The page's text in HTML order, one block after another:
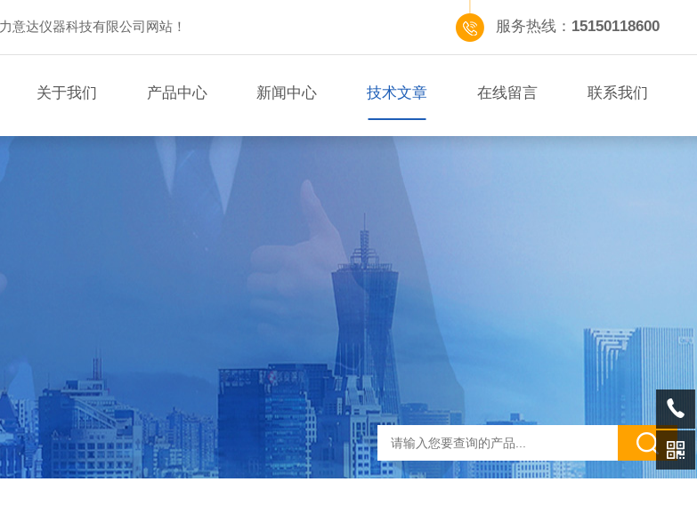
意达仪器科技有限公司网站！ 服务热线： 15150118600
关于我们 产品中心 新闻中心 技术文章 在线留言 联系我们